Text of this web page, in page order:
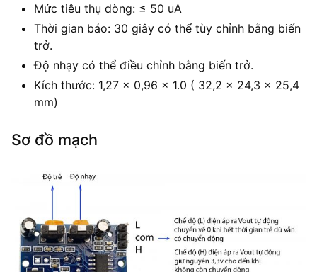
Mức tiêu thụ dòng: ≤ 50 uA
Thời gian báo: 30 giây có thể tùy chỉnh bằng biến
trở.
Độ nhạy có thể điều chỉnh bằng biến trở.
Kích thước: 1,27 x 0,96 x 1.0 ( 32,2 x 24,3 x 25,4
mm)
Sơ đồ mạch